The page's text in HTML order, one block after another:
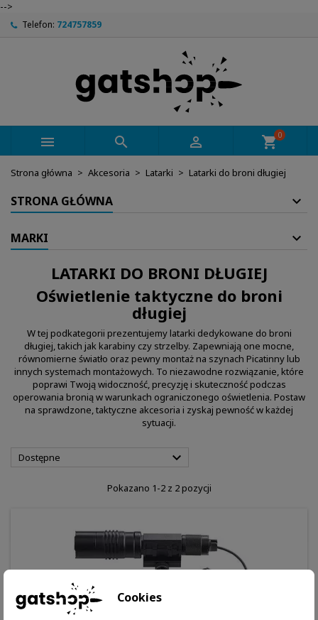
-->
Telefon: 724757859
   shopping_cart0
Strona główna Akcesoria Latarki Latarki do broni długiej
STRONA GŁÓWNA
MARKI
LATARKI DO BRONI DŁUGIEJ
Oświetlenie taktyczne do broni
długiej
W tej podkategorii prezentujemy latarki dedykowane do broni
długiej, takich jak karabiny czy strzelby. Zapewniają one mocne,
równomierne światło oraz pewny montaż na szynach Picatinny lub
innych systemach montażowych. To niezawodne rozwiązanie, które
poprawi Twoją widoczność, precyzję i skuteczność podczas
operowania bronią w warunkach ograniczonego oświetlenia. Postaw
na sprawdzone, taktyczne akcesoria i zyskaj pewność w każdej
sytuacji.
Dostępne 
Pokazano 1-2 z 2 pozycji
Cookies